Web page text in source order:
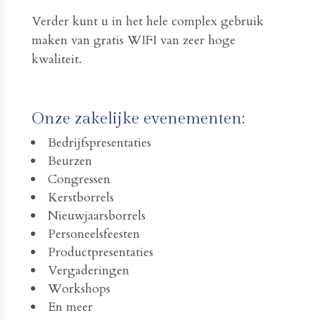
Verder kunt u in het hele complex gebruik
maken van gratis WIFI van zeer hoge
kwaliteit.
Onze zakelijke evenementen:
Bedrijfspresentaties
Beurzen
Congressen
Kerstborrels
Nieuwjaarsborrels
Personeelsfeesten
Productpresentaties
Vergaderingen
Workshops
En meer